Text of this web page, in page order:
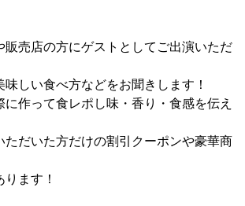
販売店の方にゲストとしてご出演いただ
しい食べ方などをお聞きします！
に作って食レポし味・香り・食感を伝え
ただいた方だけの割引クーポンや豪華商
ます！